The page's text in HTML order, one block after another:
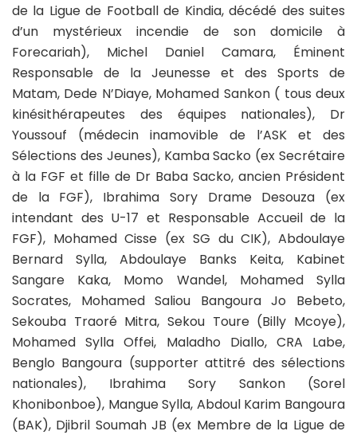
de la Ligue de Football de Kindia, décédé des suites
d’un mystérieux incendie de son domicile à
Forecariah), Michel Daniel Camara, Éminent
Responsable de la Jeunesse et des Sports de
Matam, Dede N’Diaye, Mohamed Sankon ( tous deux
kinésithérapeutes des équipes nationales), Dr
Youssouf (médecin inamovible de l’ASK et des
Sélections des Jeunes), Kamba Sacko (ex Secrétaire
à la FGF et fille de Dr Baba Sacko, ancien Président
de la FGF), Ibrahima Sory Drame Desouza (ex
intendant des U-17 et Responsable Accueil de la
FGF), Mohamed Cisse (ex SG du CIK), Abdoulaye
Bernard Sylla, Abdoulaye Banks Keita, Kabinet
Sangare Kaka, Momo Wandel, Mohamed Sylla
Socrates, Mohamed Saliou Bangoura Jo Bebeto,
Sekouba Traoré Mitra, Sekou Toure (Billy Mcoye),
Mohamed Sylla Offei, Maladho Diallo, CRA Labe,
Benglo Bangoura (supporter attitré des sélections
nationales), Ibrahima Sory Sankon (Sorel
Khonibonboe), Mangue Sylla, Abdoul Karim Bangoura
(BAK), Djibril Soumah JB (ex Membre de la Ligue de